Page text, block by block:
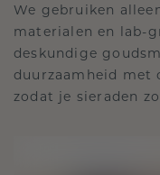
We gebruiken
materialen en lab-
deskundige
duurzaamheid met
zodat je sieraden